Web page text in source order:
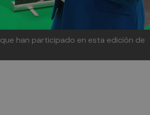
han participado en esta edición de